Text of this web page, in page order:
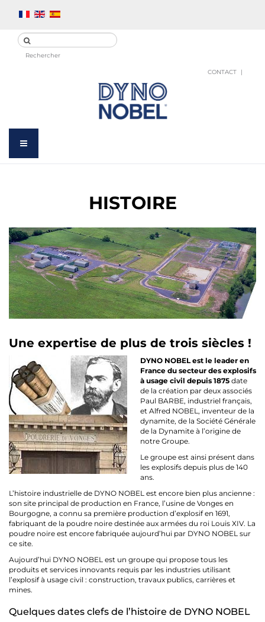
Rechercher
CONTACT
HISTOIRE
Une expertise de plus de trois siècles !
DYNO NOBEL est le leader en
France du secteur des explosifs
à usage civil depuis 1875 date
de la création par deux associés
Paul BARBE, industriel français,
et Alfred NOBEL, inventeur de la
dynamite, de la Société Générale
de la Dynamite à l’origine de
notre Groupe.
Le groupe est ainsi présent dans
les explosifs depuis plus de 140
ans.
L’histoire industrielle de DYNO NOBEL est encore bien plus ancienne :
son site principal de production en France, l’usine de Vonges en
Bourgogne, a connu sa première production d’explosif en 1691,
fabriquant de la poudre noire destinée aux armées du roi Louis XIV. La
poudre noire est encore fabriquée aujourd’hui par DYNO NOBEL sur
ce site.
Aujourd’hui DYNO NOBEL est un groupe qui propose tous les
produits et services innovants requis par les industries utilisant
l’explosif à usage civil : construction, travaux publics, carrières et
mines.
Quelques dates clefs de l’histoire de DYNO NOBEL